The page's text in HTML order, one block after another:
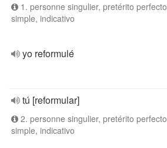
1. personne singulier, pretérito perfecto
simple, indicativo
yo reformulé
tú [reformular]
2. personne singulier, pretérito perfecto
simple, indicativo